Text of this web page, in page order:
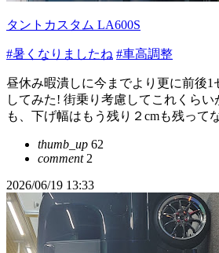
タントカスタム LA600S
#暑くなりましたね #車高調整
昼休み暇潰しに今までより更に前後1
してみた! 街乗り考慮してこれくら
も、下げ幅はもう残り２cmも残って
thumb_up 62
comment2
2026/06/19 13:33